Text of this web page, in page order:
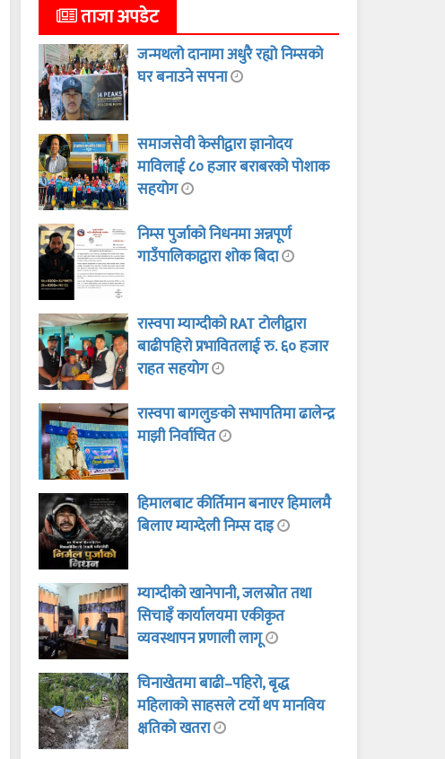
ताजा अपडेट
जन्मथलो दानामा अधुरै रह्यो निम्सको
घर बनाउने सपना
समाजसेवी केसीद्वारा ज्ञानोदय
माविलाई ८० हजार बराबरको पोशाक
सहयोग
निम्स पुर्जाको निधनमा अन्नपूर्ण
गाउँपालिकाद्वारा शोक बिदा
रास्वपा म्याग्दीको RAT टोलीद्वारा
बाढीपहिरो प्रभावितलाई रु. ६० हजार
राहत सहयोग
रास्वपा बागलुङको सभापतिमा ढालेन्द्र
माझी निर्वाचित
हिमालबाट कीर्तिमान बनाएर हिमालमै
बिलाए म्याग्देली निम्स दाइ
म्याग्दीको खानेपानी, जलस्रोत तथा
सिचाइँ कार्यालयमा एकीकृत
व्यवस्थापन प्रणाली लागू
चिनाखेतमा बाढी–पहिरो, बृद्ध
महिलाको साहसले टर्यो थप मानविय
क्षतिको खतरा